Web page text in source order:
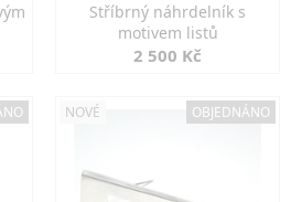
Stříbrný náhrdelník s
motivem listů
2 500 Kč
NOVÉ OBJEDNÁNO